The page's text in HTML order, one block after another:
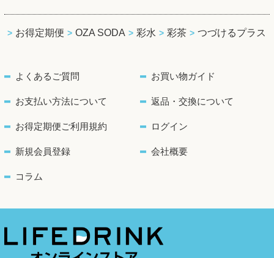
お得定期便 OZA SODA 彩水 彩茶 つづけるプラス
よくあるご質問 お買い物ガイド
お支払い方法について 返品・交換について
お得定期便ご利用規約 ログイン
新規会員登録 会社概要
コラム